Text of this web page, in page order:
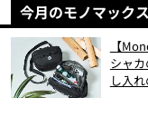
今月のモノマック
【
シャ
し入